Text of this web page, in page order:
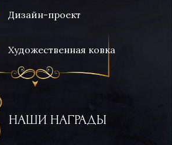
Дизайн-проект
Художественная ковка
НАШИ НАГРАДЫ